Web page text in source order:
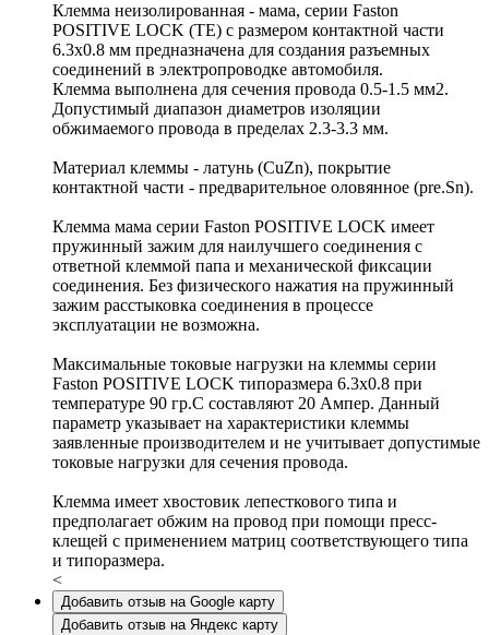
Клемма неизолированная - мама, серии Faston
POSITIVE LOCK (TE) с размером контактной части
6.3x0.8 мм предназначена для создания разъемных
соединений в электропроводке автомобиля.
Клемма выполнена для сечения провода 0.5-1.5 мм2.
Допустимый диапазон диаметров изоляции
обжимаемого провода в пределах 2.3-3.3 мм.
Материал клеммы - латунь (CuZn), покрытие
контактной части - предварительное оловянное (pre.Sn).
Клемма мама серии Faston POSITIVE LOCK имеет
пружинный зажим для наилучшего соединения с
ответной клеммой папа и механической фиксации
соединения. Без физического нажатия на пружинный
зажим расстыковка соединения в процессе
эксплуатации не возможна.
Максимальные токовые нагрузки на клеммы серии
Faston POSITIVE LOCK типоразмера 6.3x0.8 при
температуре 90 гр.С составляют 20 Ампер. Данный
параметр указывает на характеристики клеммы
заявленные производителем и не учитывает допустимые
токовые нагрузки для сечения провода.
Клемма имеет хвостовик лепесткового типа и
предполагает обжим на провод при помощи пресс-
клещей с применением матриц соответствующего типа
и типоразмера.
<
Добавить отзыв на Google карту
Добавить отзыв на Яндекс карту